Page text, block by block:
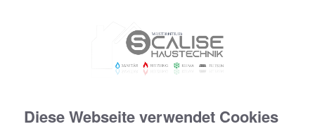
Diese Webseite verwendet Cookies